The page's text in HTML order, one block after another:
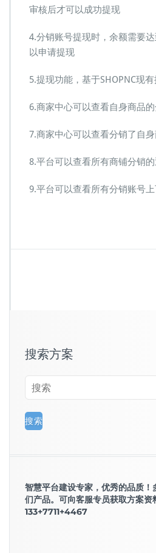
审核后才可以成功提现
4.分销账号提现时，余额需要
以申请提现
5.提现功能，基于SHOPNC现
6.商家中心可以查看自身商品
7.商家中心可以查看分销了自
8.平台可以查看所有商铺分销
9.平台可以查看所有分销账号
搜索方案
智慧平台建设专家，优秀的品质
们产品。可向客服专员获取方案资
133+7711+4467